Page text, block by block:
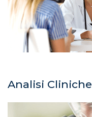
Analisi Cliniche